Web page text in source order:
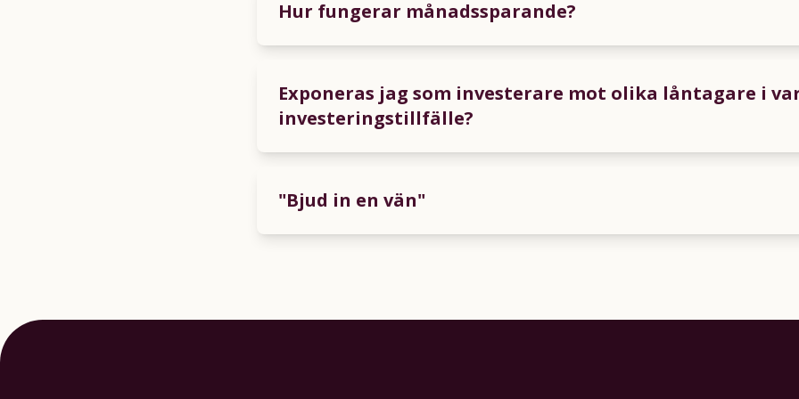
Hur fungerar månadssparande?
Exponeras jag som investerare mot olika låntagare i
investeringstillfälle?
"Bjud in en vän"